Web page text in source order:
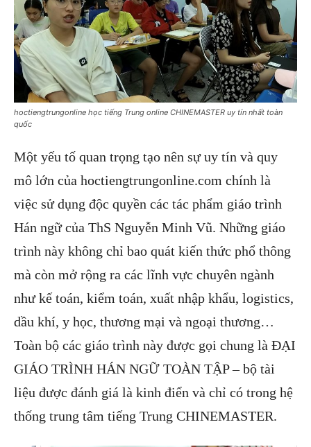
hoctiengtrungonline học tiếng Trung online CHINEMASTER uy tín nhất toàn
quốc
Một yếu tố quan trọng tạo nên sự uy tín và quy
mô lớn của hoctiengtrungonline.com chính là
việc sử dụng độc quyền các tác phẩm giáo trình
Hán ngữ của ThS Nguyễn Minh Vũ. Những giáo
trình này không chỉ bao quát kiến thức phổ thông
mà còn mở rộng ra các lĩnh vực chuyên ngành
như kế toán, kiểm toán, xuất nhập khẩu, logistics,
dầu khí, y học, thương mại và ngoại thương…
Toàn bộ các giáo trình này được gọi chung là ĐẠI
GIÁO TRÌNH HÁN NGỮ TOÀN TẬP – bộ tài
liệu được đánh giá là kinh điển và chỉ có trong hệ
thống trung tâm tiếng Trung CHINEMASTER.